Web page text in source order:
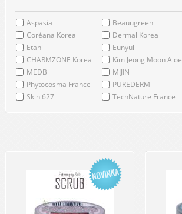
Aspasia Beauugreen
Coréana Korea
Dermal Korea
Etani
Eunyul
CHARMZONE Korea
Kim Jeong Moon Aloe
MEDB
MIJIN
Phytocosma France
PUREDERM
Skin 627
TechNature France